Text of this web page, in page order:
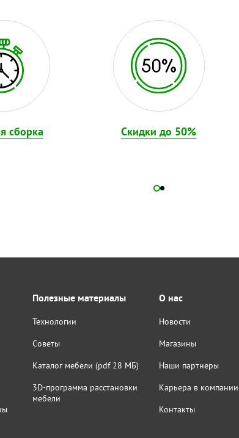
сборка Скидки до 50%
Полезные материалы
Технологии
Советы
Каталог мебели (pdf 28 МБ)
3D-программа расстановки
мебели
О нас
Новости
Магазины
Наши партнеры
Карьера в компании
Контакты